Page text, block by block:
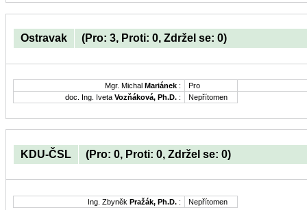
Ostravak (Pro: 3, Proti: 0, Zdržel se: 0)
Mgr. Michal Mariánek :
Pro
doc. Ing. Iveta Vozňáková, Ph.D. : Nepřítomen
KDU-ČSL (Pro: 0, Proti: 0, Zdržel se: 0)
Ing. Zbyněk Pražák, Ph.D. : Nepřítomen